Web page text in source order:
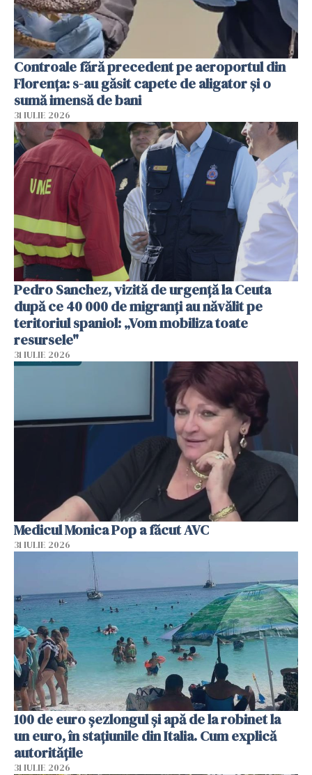
Controale fără precedent pe aeroportul din
Florența: s-au găsit capete de aligator și o
sumă imensă de bani
31 IULIE 2026
Pedro Sanchez, vizită de urgență la Ceuta
după ce 40 000 de migranți au năvălit pe
teritoriul spaniol: „Vom mobiliza toate
resursele"
31 IULIE 2026
Medicul Monica Pop a făcut AVC
31 IULIE 2026
100 de euro șezlongul și apă de la robinet la
un euro, în stațiunile din Italia. Cum explică
autoritățile
31 IULIE 2026